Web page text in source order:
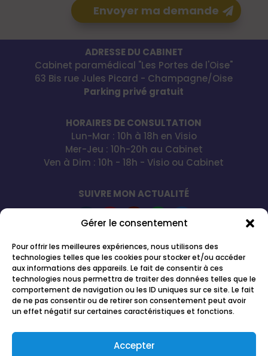
Gérer le consentement
Pour offrir les meilleures expériences, nous utilisons des
technologies telles que les cookies pour stocker et/ou accéder
aux informations des appareils. Le fait de consentir à ces
technologies nous permettra de traiter des données telles que le
comportement de navigation ou les ID uniques sur ce site. Le fait
de ne pas consentir ou de retirer son consentement peut avoir
un effet négatif sur certaines caractéristiques et fonctions.
Accepter
Envoyer ma demande
ADRESSE DU CABINET
Cabinet paramédical "Les Portes de l'Oise"
63 Bis rue Jules Picard - Champagne/Oise
Parking privé gratuit
HORAIRES DE CONSULTATION
Lun-Mar : 10h à 18h en Visio
Mer-Jeu : 10h-20h au Cabinet
Ven à Dim : 10h - 18h - Visio ou Cabinet
SUIVRE MON ACTUALITÉ
Le Magnétisme Spirituel par Joana Gaignard®et
Magnétisme Spirituel ®sont des marques
déposées à l'INPI et protégées par Joana Gaignard
qui en a l'entière exclusivité d'utilisation.Selon
l'article L.713-3 du Code de propriété intellectuelle,
tout contrevenant reproduisant ou imitantles
Magnétisme Spirituel par Joana Gaignard®en
l'absence d'autorisation du propriétaire de la